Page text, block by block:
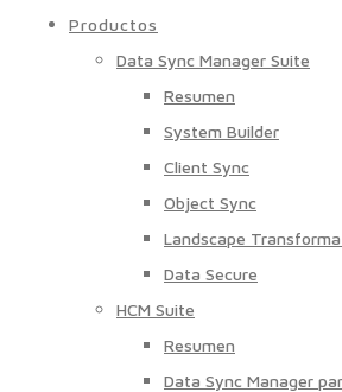
Productos
Data Sync Manager Suite
Resumen
System Builder
Client Sync
Object Sync
Landscape
Data Secure
HCM Suite
Resumen
Data Sync Manager